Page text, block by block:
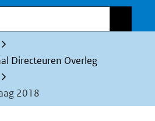
Directeuren Overleg
2018